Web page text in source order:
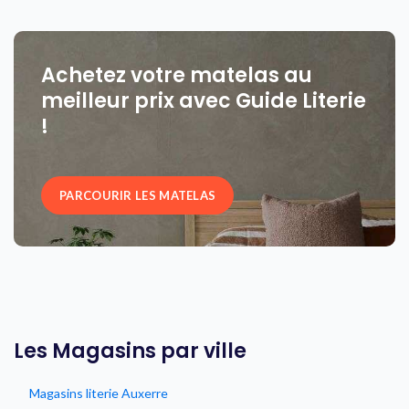
Achetez votre matelas au
meilleur prix avec Guide Literie
!
PARCOURIR LES MATELAS
Les Magasins par ville
Magasins literie Auxerre